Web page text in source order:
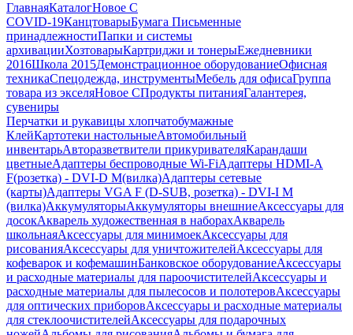
ГлавнаяКаталогНовое С
COVID-19КанцтоварыБумага Письменные
принадлежностиПапки и системы
архивацииХозтоварыКартриджи и тонерыЕжедневники
2016Школа 2015Демонстрационное оборудованиеОфисная
техникаСпецодежда, инструментыМебель для офисаГруппа
товара из экселяНовое СПродукты питанияГалантерея,
сувениры
Перчатки и рукавицы хлопчатобумажные
КлейКартотеки настольныеАвтомобильный
инвентарьАвторазветвители прикуривателяКарандаши
цветныеАдаптеры беспроводные Wi-FiАдаптеры HDMI-A
F(розетка) - DVI-D M(вилка)Адаптеры сетевые
(карты)Адаптеры VGA F (D-SUB, розетка) - DVI-I M
(вилка)АккумуляторыАккумуляторы внешниеАксессуары для
досокАкварель художественная в наборахАкварель
школьнаяАксессуары для минимоекАксессуары для
рисованияАксессуары для уничтожителейАксессуары для
кофеварок и кофемашинБанковское оборудованиеАксессуары
и расходные материалы для пароочистителейАксессуары и
расходные материалы для пылесосов и полотеровАксессуары
для оптических приборовАксессуары и расходные материалы
для стеклоочистителейАксессуары для подарочных